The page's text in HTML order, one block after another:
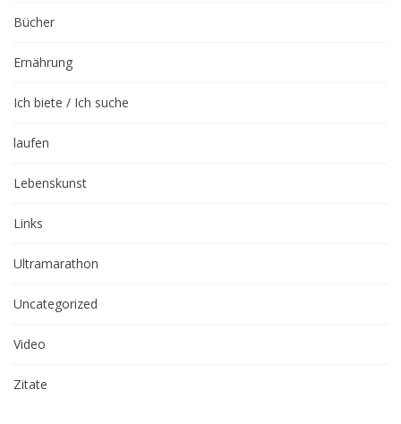
Bücher
Ernährung
Ich biete / Ich suche
laufen
Lebenskunst
Links
Ultramarathon
Uncategorized
Video
Zitate